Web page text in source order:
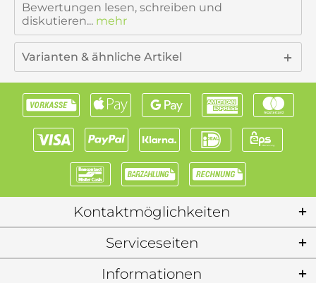
Bewertungen lesen, schreiben und
diskutieren... mehr
Varianten & ähnliche Artikel
Kontaktmöglichkeiten
Serviceseiten
Informationen